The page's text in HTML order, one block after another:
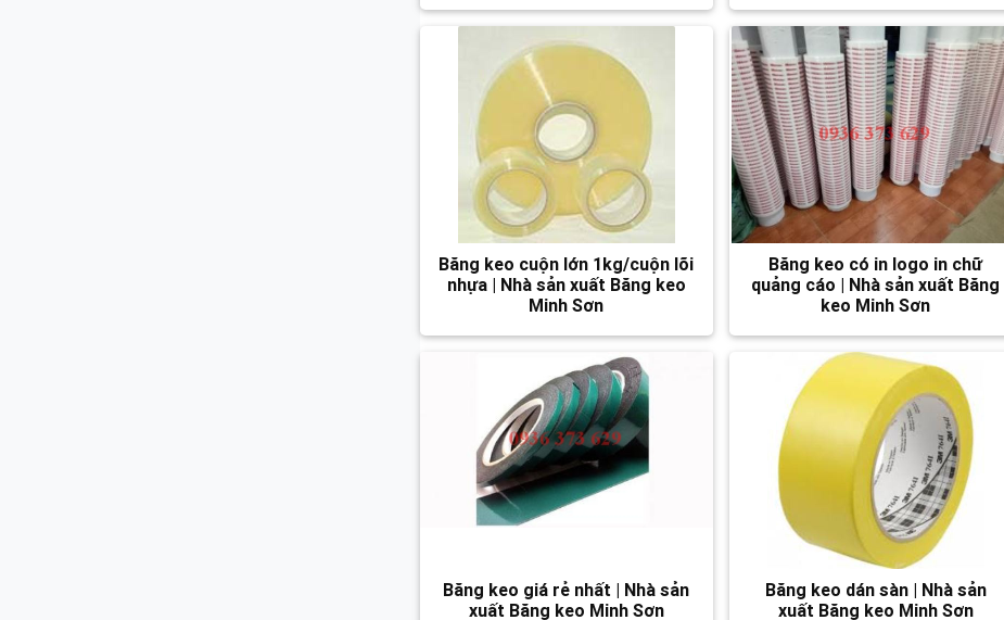
Băng keo cuộn lớn 1kg/cuộn lõi
nhựa | Nhà sản xuất Băng keo
Minh Sơn
Băng keo có in logo in chữ
quảng cáo | Nhà sản xuất Băng
keo Minh Sơn
Băng keo giá rẻ nhất | Nhà sản
xuất Băng keo Minh Sơn
Băng keo dán sàn | Nhà sản
xuất Băng keo Minh Sơn